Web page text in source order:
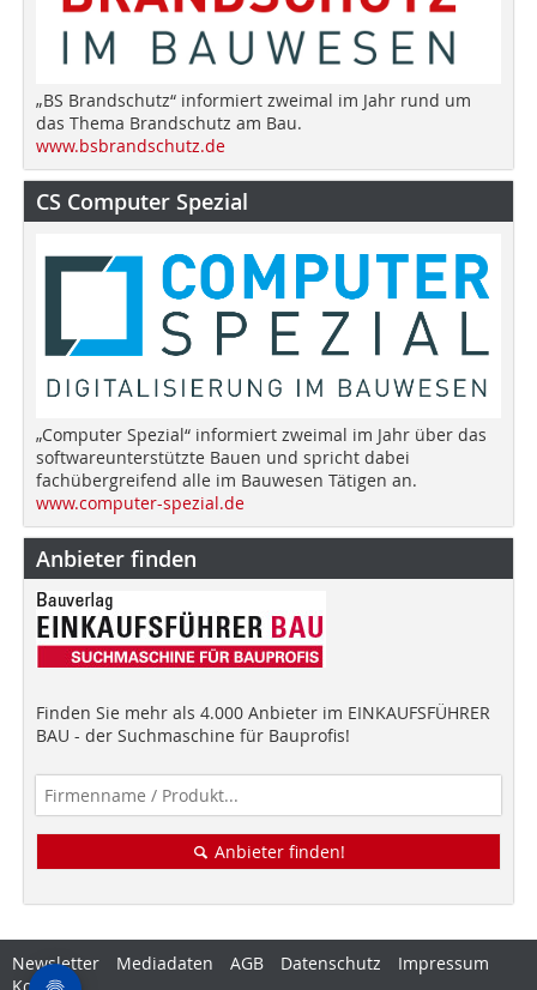
„BS Brandschutz“ informiert zweimal im Jahr rund um
das Thema Brandschutz am Bau.
www.bsbrandschutz.de
CS Computer Spezial
„Computer Spezial“ informiert zweimal im Jahr über das
softwareunterstützte Bauen und spricht dabei
fachübergreifend alle im Bauwesen Tätigen an.
www.computer-spezial.de
Anbieter finden
Finden Sie mehr als 4.000 Anbieter im EINKAUFSFÜHRER
BAU - der Suchmaschine für Bauprofis!
Anbieter finden!
Newsletter Mediadaten AGB Datenschutz
Impressum